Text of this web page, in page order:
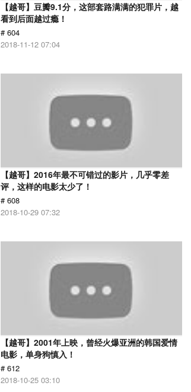
【越哥】豆瓣9.1分，这部套路满满的犯罪片，越
看到后面越过瘾！
# 604
2018-11-12 07:04
【越哥】2016年最不可错过的影片，几乎零差
评，这样的电影太少了！
# 608
2018-10-29 07:32
【越哥】2001年上映，曾经火爆亚洲的韩国爱情
电影，单身狗慎入！
# 612
2018-10-25 03:10